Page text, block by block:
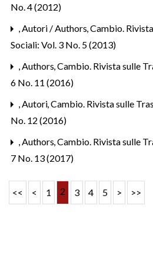
No. 4 (2012)
,Autori / Authors,Cambio.
Sociali: Vol. 3 No. 5 (2013)
,Authors,Cambio. Rivista sulle
6 No. 11 (2016)
,Autori,Cambio. Rivista sulle
No. 12 (2016)
,Authors,Cambio. Rivista sulle
7 No. 13 (2017)
<< < 1 2 3 4 5 > >>